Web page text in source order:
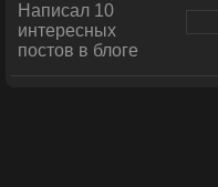
Написал 10
интересных
постов в блоге